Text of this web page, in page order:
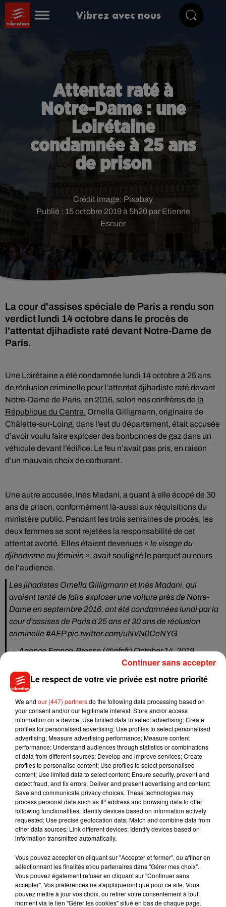
Vibrez avec nous
Attentat raté à
Notre-Dame : une
Loirétaine
condamnée à 25 ans
de prison
Publié : 15 octobre 2019 à 5h20 par Etienne
Escuer
Crédit image: Pixabay
La cour d'assises spéciale de Paris a rendu son
verdict lundi 14 octobre dans le procès de
l'attentat djihadiste raté devant Notre-Dame de
Paris.
Une Loirétaine a été condamnée lundi 14 octobre à 25 ans
de réclusion criminelle pour l’attentat djihadiste raté devant
Notre-Dame de Paris, en 2016, selon nos confrères de la
République du Centre. Ornella Gilligmann, originaire de
Châlette-sur-Loing, dans l’est du département, était accusée
d’avoir voulu faire exploser des bonbonnes de gaz dans un
véhicule devant l’édifice. Le feu n’avait pas pris, en raison
d’un mauvais choix de carburant.
Une autre accusée, Inès Madani, a quant à elle écopé de 30
ans de prison, conformément là-aussi aux réquisitions du
ministère public. Pendant les trois semaines de procès, les
deux femmes se sont rejetées la responsabilité de cet
attentat avorté. Elles étaient devenues « le visage du
djihadisme au féminin », avait souligné le parquet au cours
de l’audience.
Les jihadistes Ornella Gilligmann et Inès Madani, qui
avaient tenté de faire exploser une voiture près de Notre-
Dame en septembre 2016, ont été condamnées lundi par la
cour d'assises de Paris à 25 ans et 30 ans de réclusion
criminelle#AFPpic.twitter.com/uNVN0CeNYG
— Agence France-Presse (@afpfr)October 14, 2019
Plusieurs complices des deux femmes ont également été
présumé de cet attentat, le djihadiste Rachid Kessim, qui
serait mort en Syrie. Ce dernier a écopé de la réclusion
criminelle à perpétuité.
Musique
5 août 2026
Benny Blanco invite Selena Gomez et
Becky G sur son nouveau single
4 août 2026
Tiny Desk invite Charlie Puth pour une
live session solaire
Le respect de votre vie privée est notre priorité
We and our (447) partnersdo the following data processing based on
your consent and/or our legitimate interest: Store and/or access
information on a device; Use limited data to select advertising; Create
profiles for personalised advertising; Use profiles to select personalised
advertising; Measure advertising performance; Measure content
performance; Understand audiences through statistics or combinations
of data from different sources; Develop and improve services; Create
profiles to personalise content; Use profiles to select personalised
content; Use limited data to select content; Ensure security, prevent and
detect fraud, and fix errors; Deliver and present advertising and content;
Save and communicate privacy choices. These technologies may
process personal data such as IP address and browsing data to offer
following functionalities: Identify devices based on information actively
requested; Use precise geolocation data; Match and combine data from
other data sources; Link different devices; Identify devices based on
information transmitted automatically.
Vous pouvez accepter en cliquant sur "Accepter et fermer", ou affiner en
sélectionnant les finalités et/ou partenaires dans "Gérer mes choix".
Vous pouvez également refuser en cliquant sur "Continuer sans
accepter". Vos préférences ne s'appliqueront que pour ce site. Vous
pouvez mettre à jour vos choix, ou retirer votre consentement à tout
moment via le lien "Gérer les cookies" situé en bas de chaque page.
Continuer sans accepter